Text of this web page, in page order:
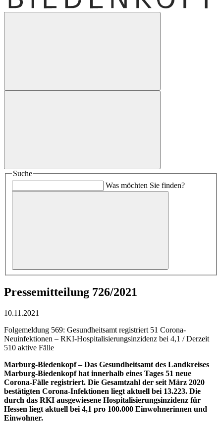
Suche
Was möchten Sie finden?
Pressemitteilung 726/2021
10.11.2021
Folgemeldung 569: Gesundheitsamt registriert 51 Corona-
Neuinfektionen – RKI-Hospitalisierungsinzidenz bei 4,1 / Derzeit
510 aktive Fälle
Marburg-Biedenkopf –Das Gesundheitsamt des Landkreises
Marburg-Biedenkopf hat innerhalb eines Tages 51 neue
Corona-Fälle registriert. Die Gesamtzahl der seit März 2020
bestätigten Corona-Infektionen liegt aktuell bei 13.223. Die
durch das RKI ausgewiesene Hospitalisierungsinzidenz für
Hessen liegt aktuell bei 4,1 pro 100.000 Einwohnerinnen und
Einwohner.